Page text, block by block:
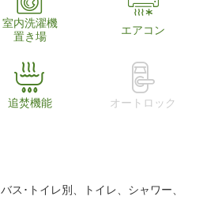
室内洗濯機
置き場
エアコン
追焚機能 オートロック
バス･トイレ別、トイレ、シャワー、